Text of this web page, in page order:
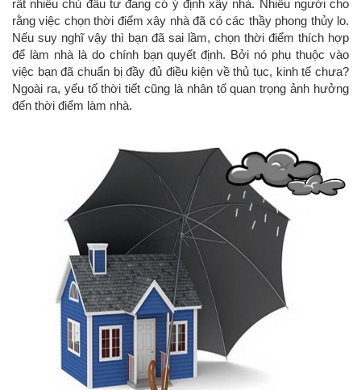
rất nhiều chủ đầu tư đang có ý định xây nhà. Nhiều người cho
rằng việc chọn thời điểm xây nhà đã có các thầy phong thủy lo.
Nếu suy nghĩ vậy thì bạn đã sai lầm, chọn thời điểm thích hợp
để làm nhà là do chính bạn quyết định. Bởi nó phụ thuộc vào
việc bạn đã chuẩn bị đầy đủ điều kiện về thủ tục, kinh tế chưa?
Ngoài ra, yếu tố thời tiết cũng là nhân tố quan trọng ảnh hưởng
đến thời điểm làm nhà.